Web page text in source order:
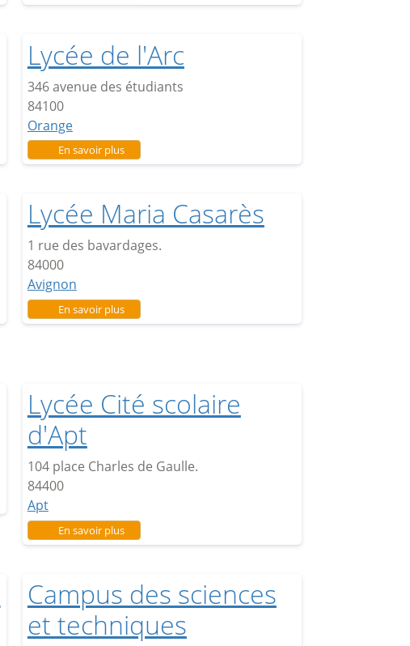
Lycée de l'Arc
346 avenue des étudiants
84100
Orange
En savoir plussur Lycée de l'Arc
Lycée Maria Casarès
1 rue des bavardages.
84000
Avignon
En savoir plussur Lycée Maria Casarès
Lycée Cité scolaire
d'Apt
104 place Charles de Gaulle.
84400
Apt
En savoir plussur Lycée Cité scolaire d'Apt
Campus des sciences
et techniques